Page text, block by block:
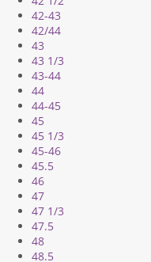
42-43
42/44
43
43 1/3
43-44
44
44-45
45
45 1/3
45-46
45.5
46
47
47 1/3
47.5
48
48.5